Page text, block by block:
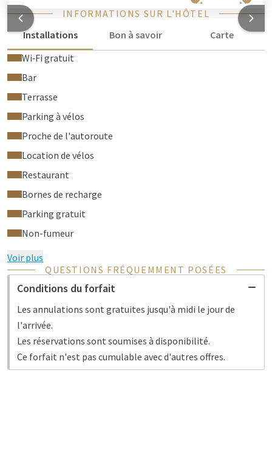
INFORMATIONS SUR L'HÔTEL
Installations
Bon à savoir
Carte
Wi‑Fi gratuit
Bar
Terrasse
Parking à vélos
Proche de l'autoroute
Location de vélos
Restaurant
Bornes de recharge
Parking gratuit
Non-fumeur
Voir plus
QUESTIONS FRÉQUEMMENT POSÉES
Conditions du forfait
Les annulations sont gratuites jusqu'à midi le jour de
l'arrivée.
Les réservations sont soumises à disponibilité.
Ce forfait n'est pas cumulable avec d'autres offres.